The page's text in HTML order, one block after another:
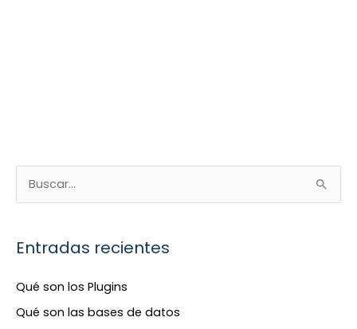
c
Entradas recientes
Qué son los Plugins
Qué son las bases de datos